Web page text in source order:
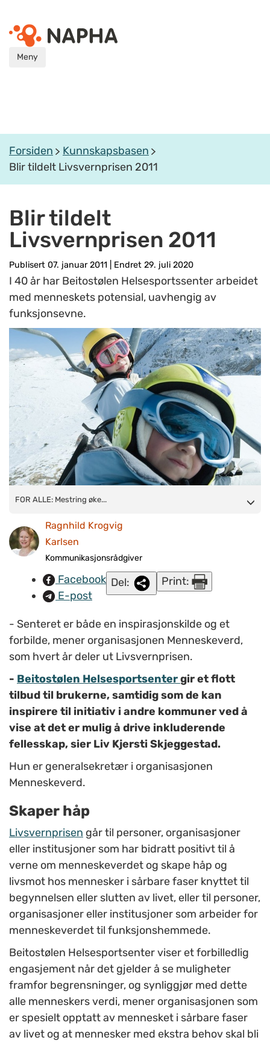
Meny
Forsiden
Kunnskapsbasen
Blir tildelt Livsvernprisen 2011
Blir tildelt
Livsvernprisen 2011
Publisert 07. januar 2011 Endret 29. juli 2020
I 40 år har Beitostølen Helsesportssenter arbeidet
med menneskets potensial, uavhengig av
funksjonsevne.
FOR ALLE: Mestring øker livskvaliteten. Aking, skisport, ridning
FOR ALLE: Mestring øke...
Ragnhild Krogvig
Karlsen
Kommunikasjonsrådgiver
Facebook
E-post
Del: Print:
- Senteret er både en inspirasjonskilde og et
forbilde, mener organisasjonen Menneskeverd,
som hvert år deler ut Livsvernprisen.
- Beitostølen Helsesportsentergir et flott
tilbud til brukerne, samtidig som de kan
inspirere til initiativ i andre kommuner ved å
vise at det er mulig å drive inkluderende
fellesskap, sier Liv Kjersti Skjeggestad.
Hun er generalsekretær i organisasjonen
Menneskeverd.
Skaper håp
Livsvernprisen går til personer, organisasjoner
eller institusjoner som har bidratt positivt til å
verne om menneskeverdet og skape håp og
livsmot hos mennesker i sårbare faser knyttet til
begynnelsen eller slutten av livet, eller til personer,
organisasjoner eller institusjoner som arbeider for
menneskeverdet til funksjonshemmede.
Beitostølen Helsesportsenter viser et forbilledlig
engasjement når det gjelder å se muligheter
framfor begrensninger, og synliggjør med dette
alle menneskers verdi, mener organisasjonen som
er spesielt opptatt av mennesket i sårbare faser
av livet og at mennesker med ekstra behov skal bli